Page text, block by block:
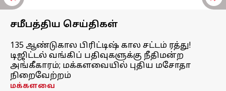
சமீபத்திய செய்திகள்
135 ஆண்டுகால பிரிட்டிஷ் கால சட்டம் ரத்து!
டிஜிட்டல் வங்கிப் பதிவுகளுக்கு நீதிமன்ற
அங்கீகாரம்; மக்களவையில் புதிய மசோதா
நிறைவேற்றம்
மக்களவை